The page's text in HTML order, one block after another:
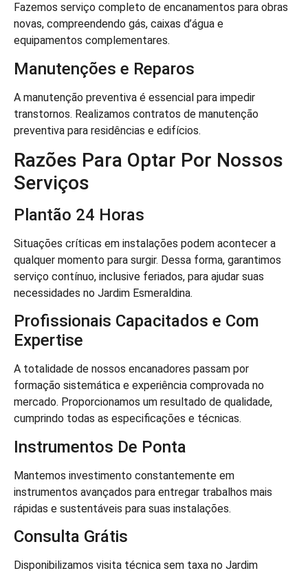
Fazemos serviço completo de encanamentos para obras
novas, compreendendo gás, caixas d’água e
equipamentos complementares.
Manutenções e Reparos
A manutenção preventiva é essencial para impedir
transtornos. Realizamos contratos de manutenção
preventiva para residências e edifícios.
Razões Para Optar Por Nossos
Serviços
Plantão 24 Horas
Situações críticas em instalações podem acontecer a
qualquer momento para surgir. Dessa forma, garantimos
serviço contínuo, inclusive feriados, para ajudar suas
necessidades no Jardim Esmeraldina.
Profissionais Capacitados e Com
Expertise
A totalidade de nossos encanadores passam por
formação sistemática e experiência comprovada no
mercado. Proporcionamos um resultado de qualidade,
cumprindo todas as especificações e técnicas.
Instrumentos De Ponta
Mantemos investimento constantemente em
instrumentos avançados para entregar trabalhos mais
rápidas e sustentáveis para suas instalações.
Consulta Grátis
Disponibilizamos visita técnica sem taxa no Jardim